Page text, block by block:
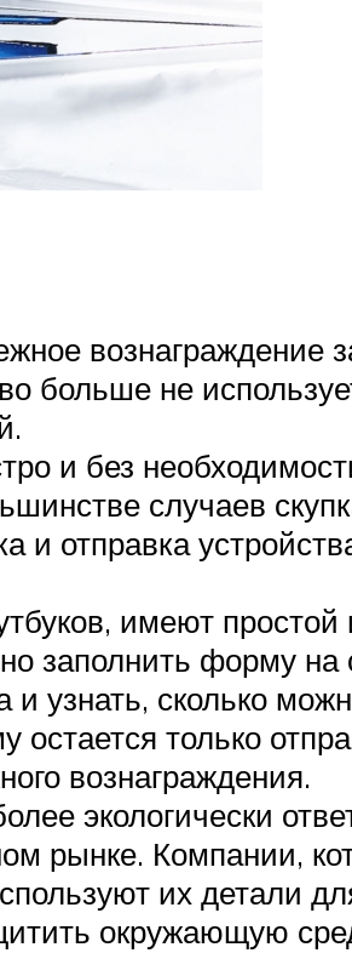
вознаграждение
больше не
и без
случаев
и отправка
имеют
заполнить форму на
узнать, сколько
остается только
вознаграждения.
экологически
рынке. Компании,
их детали
окружающую